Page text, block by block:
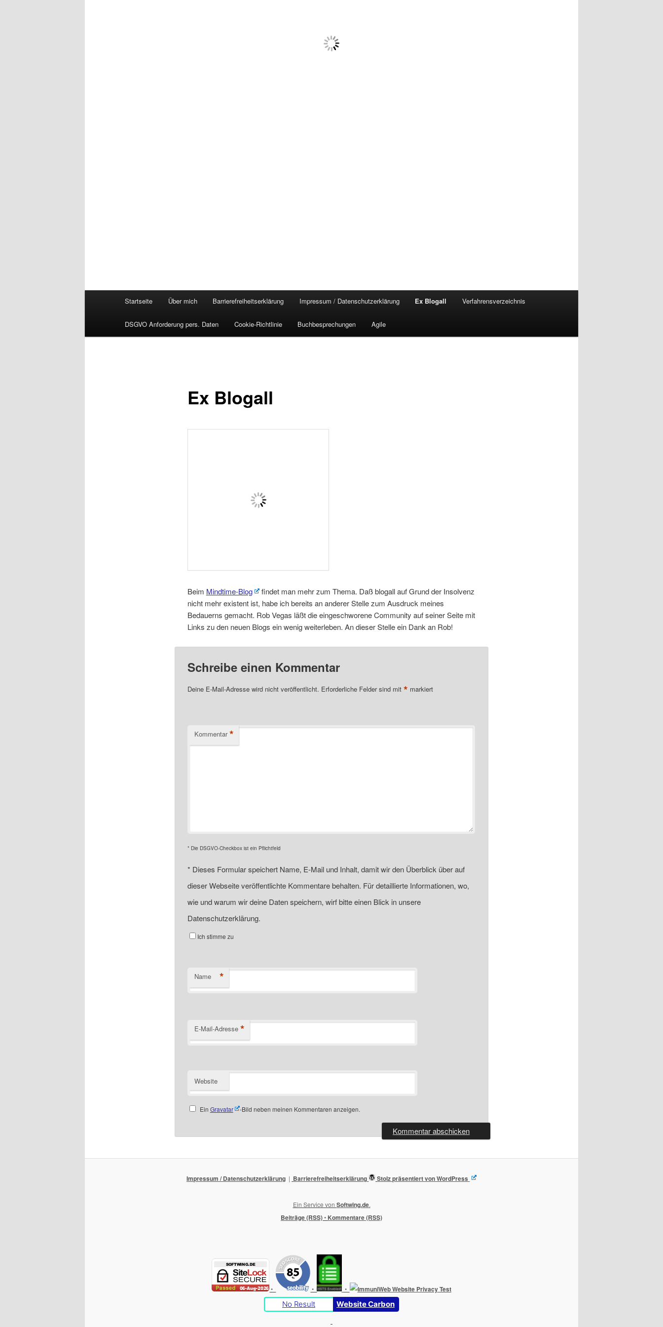
Startseite Über mich Barrierefreiheitserklärung Impressum / Datenschutzerklärung Ex Blogall Verfahrensverzeichnis
DSGVO Anforderung pers. Daten Cookie-Richtlinie Buchbesprechungen Agile
Ex Blogall
Beim Mindtime-Blog
findet man mehr zum Thema. Daß blogall auf Grund der Insolvenz
nicht mehr existent ist, habe ich bereits an anderer Stelle zum Ausdruck meines
Bedauerns gemacht. Rob Vegas läßt die eingeschworene Community auf seiner Seite mit
Links zu den neuen Blogs ein wenig weiterleben. An dieser Stelle ein Dank an Rob!
Schreibe einen Kommentar
Deine E-Mail-Adresse wird nicht veröffentlicht. Erforderliche Felder sind mit * markiert
Kommentar *
* Die DSGVO-Checkbox ist ein Pflichtfeld
* Dieses Formular speichert Name, E-Mail und Inhalt, damit wir den Überblick über auf
dieser Webseite veröffentlichte Kommentare behalten. Für detaillierte Informationen, wo,
wie und warum wir deine Daten speichern, wirf bitte einen Blick in unsere
Datenschutzerklärung.
Ich stimme zu
Name *
E-Mail-Adresse *
Website
Ein Gravatar -Bild neben meinen Kommentaren anzeigen.
Impressum / Datenschutzerklärung Barrierefreiheitserklärung Stolz präsentiert von WordPress
Ein Service von Softwing.de.
Beiträge (RSS)• Kommentare (RSS)
• • •
No Result Website Carbon